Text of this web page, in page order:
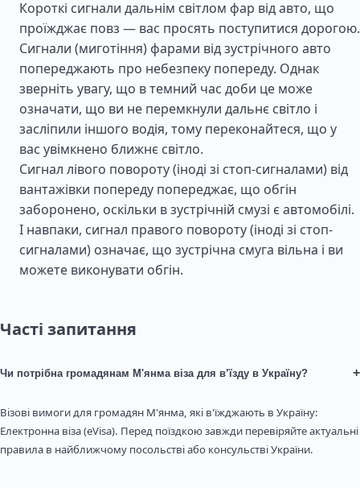
Короткі сигнали дальнім світлом фар від авто, що
проїжджає повз — вас просять поступитися дорогою.
Сигнали (миготіння) фарами від зустрічного авто
попереджають про небезпеку попереду. Однак
зверніть увагу, що в темний час доби це може
означати, що ви не перемкнули дальнє світло і
засліпили іншого водія, тому переконайтеся, що у
вас увімкнено ближнє світло.
Сигнал лівого повороту (іноді зі стоп-сигналами) від
вантажівки попереду попереджає, що обгін
заборонено, оскільки в зустрічній смузі є автомобілі.
І навпаки, сигнал правого повороту (іноді зі стоп-
сигналами) означає, що зустрічна смуга вільна і ви
можете виконувати обгін.
Часті запитання
Чи потрібна громадянам М'янма віза для в’їзду в Україну? +
Візові вимоги для громадян М'янма, які в'їжджають в Україну:
Електронна віза (eVisa). Перед поїздкою завжди перевіряйте актуальні
правила в найближчому посольстві або консульстві України.